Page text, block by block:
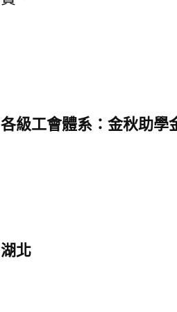
各級工會體系：金秋助學
湖北